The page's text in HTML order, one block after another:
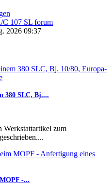
C 107 SL forum
2026 09:37
380 SLC, Bj....
Werkstattartikel zum
-...